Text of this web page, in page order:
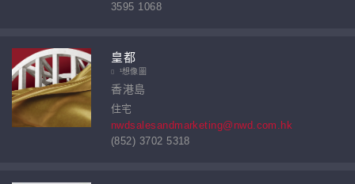
3595 1068
皇都
¹想像圖
香港島
住宅
nwdsalesandmarketing@nwd.com.hk
(852) 3702 5318